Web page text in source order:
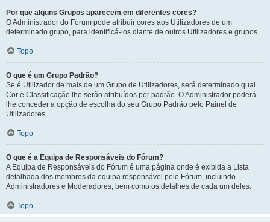
Por que alguns Grupos aparecem em diferentes cores?
O Administrador do Fórum pode atribuir cores aos Utilizadores de um
determinado grupo, para identificá-los diante de outros Utilizadores e grupos.
Topo
O que é um Grupo Padrão?
Se é Utilizador de mais de um Grupo de Utilizadores, será determinado qual
Cor e Classificação lhe serão atribuídos por padrão. O Administrador poderá
lhe conceder a opção de escolha do seu Grupo Padrão pelo Painel de
Utilizadores.
Topo
O que é a Equipa de Responsáveis do Fórum?
A Equipa de Responsáveis do Fórum é uma página onde é exibida a Lista
detalhada dos membros da equipa responsável pelo Fórum, incluindo
Administradores e Moderadores, bem como os detalhes de cada um deles.
Topo